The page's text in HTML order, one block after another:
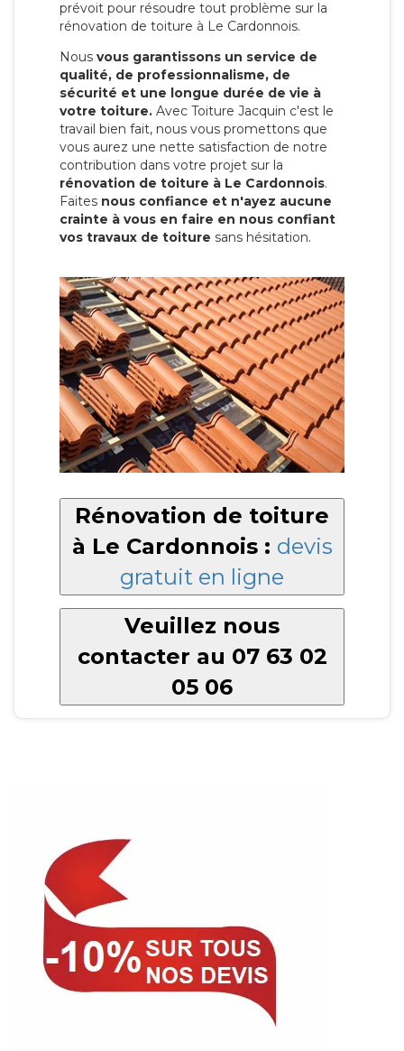
prévoit pour résoudre tout problème sur la
rénovation de toiture à Le Cardonnois.
Nous vous garantissons un service de
qualité, de professionnalisme, de
sécurité et une longue durée de vie à
votre toiture. Avec Toiture Jacquin c'est le
travail bien fait, nous vous promettons que
vous aurez une nette satisfaction de notre
contribution dans votre projet sur la
rénovation de toiture à Le Cardonnois.
Faites nous confiance et n'ayez aucune
crainte à vous en faire en nous confiant
vos travaux de toiture sans hésitation.
Rénovation de toiture
à Le Cardonnois : devis
gratuit en ligne
Veuillez nous
contacter au 07 63 02
05 06